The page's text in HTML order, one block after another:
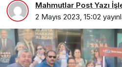
Mahmutlar Post Yazı
2 Mayıs 2023, 15:02